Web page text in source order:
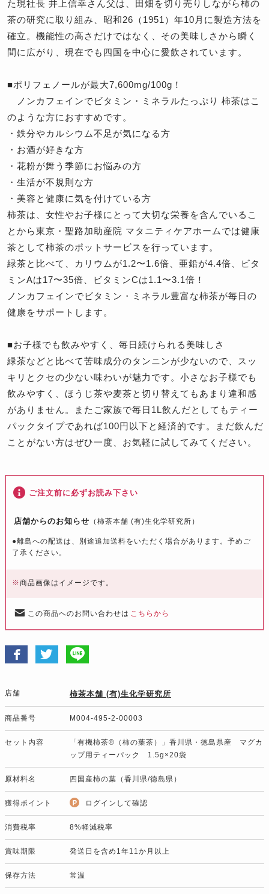
た現社長 井上信幸さん父は、田畑を切り売りしながら柿の
茶の研究に取り組み、昭和26（1951）年10月に製造方法を
確立。機能性の高さだけではなく、その美味しさから瞬く
間に広がり、現在でも四国を中心に愛飲されています。
■ポリフェノールが最大7,600mg/100g！
ノンカフェインでビタミン・ミネラルたっぷり 柿茶はこ
のような方におすすめです。
・鉄分やカルシウム不足が気になる方
・お酒が好きな方
・花粉が舞う季節にお悩みの方
・生活が不規則な方
・美容と健康に気を付けている方
柿茶は、女性やお子様にとって大切な栄養を含んでいるこ
とから東京・聖路加助産院 マタニティケアホームでは健康
茶として柿茶のポットサービスを行っています。
緑茶と比べて、カリウムが1.2〜1.6倍、亜鉛が4.4倍、ビタ
ミンAは17〜35倍、ビタミンCは1.1〜3.1倍！
ノンカフェインでビタミン・ミネラル豊富な柿茶が毎日の
健康をサポートします。
■お子様でも飲みやすく、毎日続けられる美味しさ
緑茶などと比べて苦味成分のタンニンが少ないので、スッ
キリとクセの少ない味わいが魅力です。小さなお子様でも
飲みやすく、ほうじ茶や麦茶と切り替えてもあまり違和感
がありません。またご家族で毎日1L飲んだとしてもティー
パックタイプであれば100円以下と経済的です。まだ飲んだ
ことがない方はぜひ一度、お気軽に試してみてください。
ご注文前に必ずお読み下さい
店舗からのお知らせ （柿茶本舗 (有)生化学研究所）
●離島への配送は、別途追加送料をいただく場合があります。予めご
了承ください。
※商品画像はイメージです。
この商品へのお問い合わせは こちらから
店舗 柿茶本舗 (有)生化学研究所
商品番号 M004-495-2-00003
セット内容
「有機柿茶®（柿の葉茶）」香川県・徳島県産 マグカ
ップ用ティーパック 1.5g×20袋
原材料名 四国産柿の葉（香川県/徳島県）
獲得ポイント ログインして確認
消費税率 8%軽減税率
賞味期限 発送日を含め1年11か月以上
保存方法 常温